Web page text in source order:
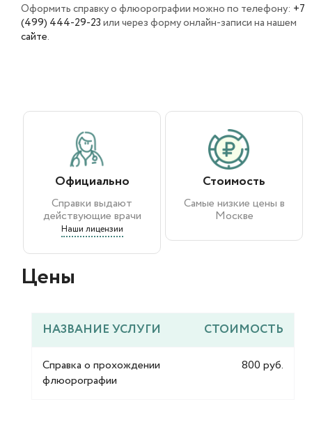
Оформить справку о флюорографии можно по телефону: +7
(499) 444-29-23или через форму онлайн-записи на нашем
сайте.
Официально
Справки выдают
действующие врачи
Наши лицензии
Стоимость
Самые низкие цены в
Москве
Цены​
НАЗВАНИЕ УСЛУГИ СТОИМОСТЬ
Справка о прохождении
флюорографии
800 руб.